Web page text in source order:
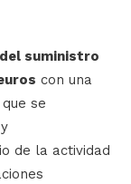
suministro
con una
se
de la actividad